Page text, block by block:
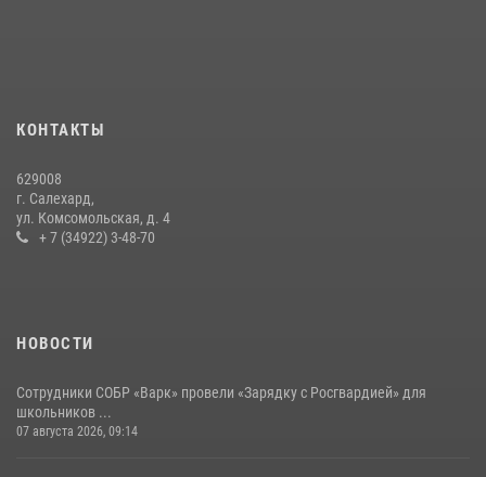
20 июля 2026, 09:03
КОНТАКТЫ
629008
г. Салехард,
ул. Комсомольская, д. 4
+ 7 (34922) 3-48-70
НОВОСТИ
Сотрудники СОБР «Варк» провели «Зарядку с Росгвардией» для
школьников ...
07 августа 2026, 09:14